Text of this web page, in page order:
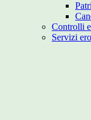
Controlli
Servizi